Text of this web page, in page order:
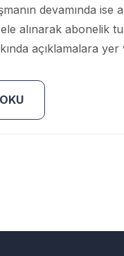
devamında ise
alınarak abonelik
açıklamalara yer